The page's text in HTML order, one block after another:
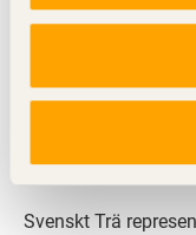
träbyggande för att
en livskraftig
inspirera, utbilda
Svenskt Trä